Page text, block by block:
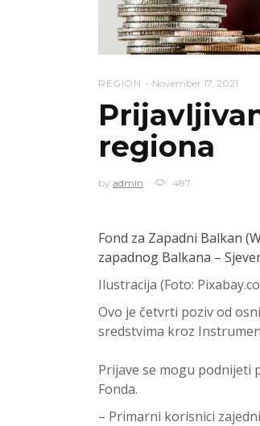
REGION November 17, 2021
regiona
by admin 487
Fond za Zapadni Balkan
zapadnog Balkana –
Ilustracija (Foto:
Ovo je četvrti poziv od
sredstvima kroz
Prijave se mogu podnijeti
Fonda.
– Primarni korisnici